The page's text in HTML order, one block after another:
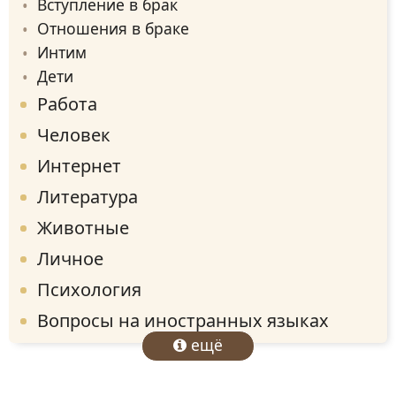
Отношения в браке
Интим
Дети
Работа
Человек
Интернет
Литература
Животные
Личное
Психология
Вопросы на иностранных языках
ещё